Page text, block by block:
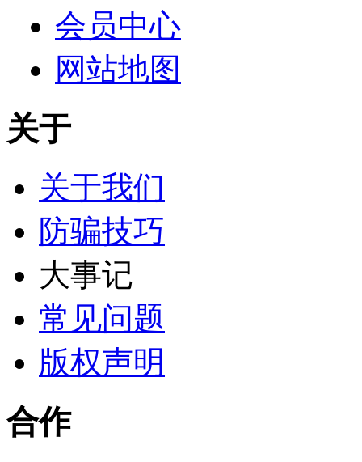
会员中心
网站地图
关于
关于我们
防骗技巧
大事记
常见问题
版权声明
合作